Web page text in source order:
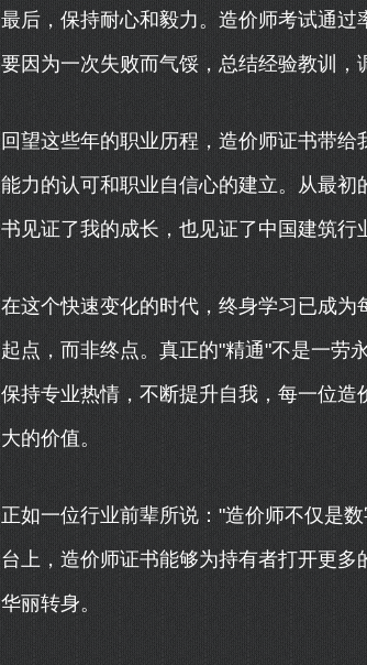
最后，保持耐心和毅力。造价师考试通
要因为一次失败而气馁，总结经验教训，
回望这些年的职业历程，造价师证书带
能力的认可和职业自信心的建立。从最
书见证了我的成长，也见证了中国建筑行
在这个快速变化的时代，终身学习已成
起点，而非终点。真正的"精通"不是一劳
保持专业热情，不断提升自我，每一位
大的价值。
正如一位行业前辈所说："造价师不仅是
台上，造价师证书能够为持有者打开更
华丽转身。